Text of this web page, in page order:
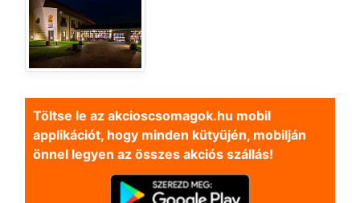
Töltse le az akcioscsomagok.hu mobil
applikációt, hogy minden kütyüjén, mobilján
önnel legyen az összes akciós szállás!